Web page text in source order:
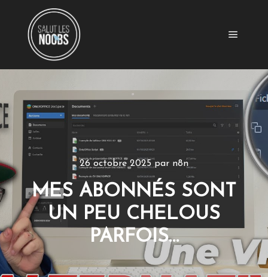
26 octobre 2025 par n8n
MES ABONNÉS SONT
UN PEU CHELOUS
PARFOIS…